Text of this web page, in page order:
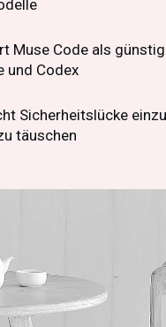
Muse Code als
und Codex
Sicherheitslücke
täuschen